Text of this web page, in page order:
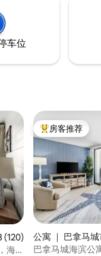
车位
4.98 分（满分 5 分）
(120)
海
热门「房客推荐」
房客推荐
公寓 ｜ 巴拿马
巴拿马城海滨公